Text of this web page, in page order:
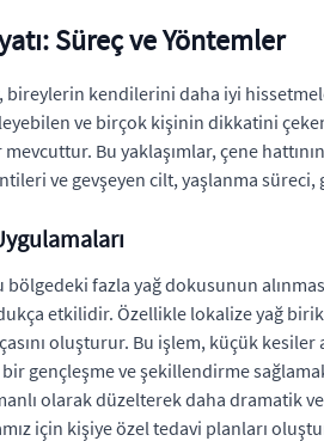
Süreç ve Yöntemler
bireylerin kendilerini daha iyi
ve birçok kişinin dikkatini
Bu yaklaşımlar, çene
ve gevşeyen cilt, yaşlanma
bölgedeki fazla yağ dokusunun
etkilidir. Özellikle lokalize yağ
oluşturur. Bu işlem, küçük kesiler
gençleşme ve şekillendirme
olarak düzelterek daha dramatik
için kişiye özel tedavi planları